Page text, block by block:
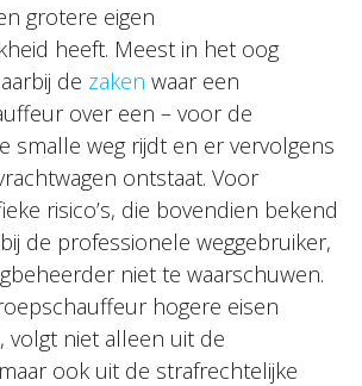
grotere eigen
heeft. Meest in het oog
de zaken waar een
over een – voor de
smalle weg rijdt en er vervolgens
ontstaat. Voor
risico’s, die bovendien bekend
de professionele weggebruiker,
niet te waarschuwen.
hogere eisen
volgt niet alleen uit de
ook uit de strafrechtelijke